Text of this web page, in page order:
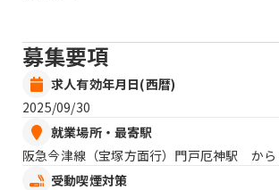
募集要項
求人有効年月日(西暦)
2025/09/30
就業場所・最寄駅
阪急今津線（宝塚方面行）門戸厄神駅 か
受動喫煙対策